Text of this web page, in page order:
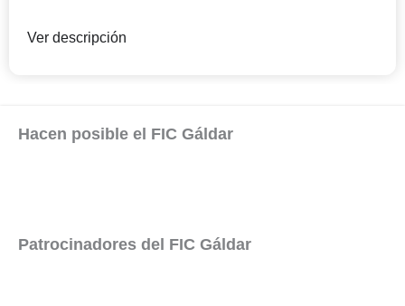
Ver descripción
Hacen posible el FIC Gáldar
Patrocinadores del FIC Gáldar